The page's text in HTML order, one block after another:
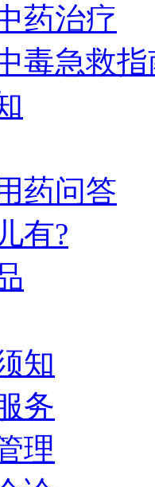
药治疗
毒急救指
药问答
有?
知
务
理